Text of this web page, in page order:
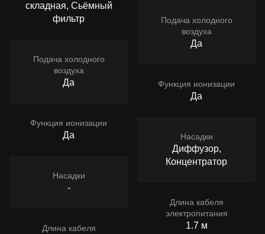
складная, Сьёмный
фильтр
Подача холодного
воздуха
Да
Функция ионизации
Да
Насадки
-
Длина кабеля
Подача холодного
воздуха
Да
Функция ионизации
Да
Насадки
Диффузор,
Концентратор
Длина кабеля
электропитания
1.7 м